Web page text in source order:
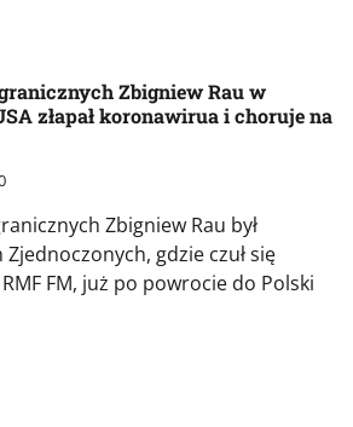
Zbigniew Rau w
złapał koronawirua i choruje na
Zbigniew Rau był
gdzie czuł się
FM, już po powrocie do Polski